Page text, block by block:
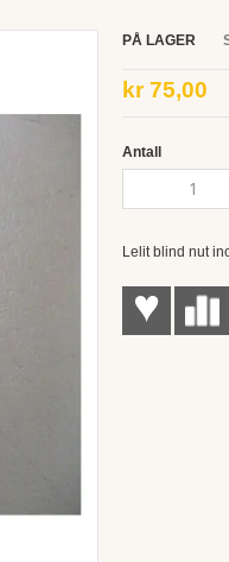
PÅ LAGER
kr 75,00
Antall
Lelit blind nut
♥